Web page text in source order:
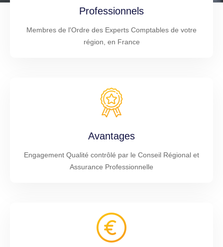
Professionnels
Membres de l'Ordre des Experts Comptables de votre
région, en France
Avantages
Engagement Qualité contrôlé par le Conseil Régional et
Assurance Professionnelle